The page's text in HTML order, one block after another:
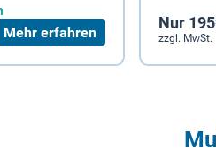
Mehr erfahren Nur
zzgl. MwSt.